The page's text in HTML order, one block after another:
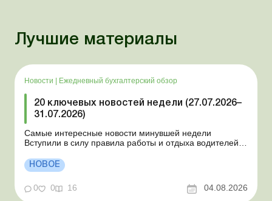
Лучшие материалы
Новости Ежедневный бухгалтерский обзор
20 ключевых новостей недели (27.07.2026–
31.07.2026)
Самые интересные новости минувшей недели
Вступили в силу правила работы и отдыха водителей
положении Для сельхозпредприятий и ФЛП введены
новые разовые статистические формы Со 2 августа
изменяется порядок зачисления отдельных периодов
работы в стр...
НОВОЕ
0 0 16 04.08.2026